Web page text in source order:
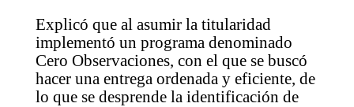
Explicó que al asumir la titularidad
implementó un programa denominado
Cero Observaciones, con el que se buscó
hacer una entrega ordenada y eficiente, de
lo que se desprende la identificación de